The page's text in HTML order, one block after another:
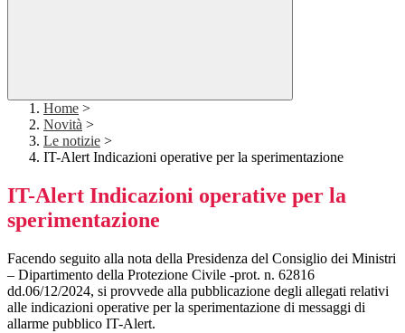
Home >
Novità >
Le notizie >
IT-Alert Indicazioni operative per la sperimentazione
IT-Alert Indicazioni operative per la
sperimentazione
Facendo seguito alla nota della Presidenza del Consiglio dei Ministri
– Dipartimento della Protezione Civile -prot. n. 62816
dd.06/12/2024, si provvede alla pubblicazione degli allegati relativi
alle indicazioni operative per la sperimentazione di messaggi di
allarme pubblico IT-Alert.